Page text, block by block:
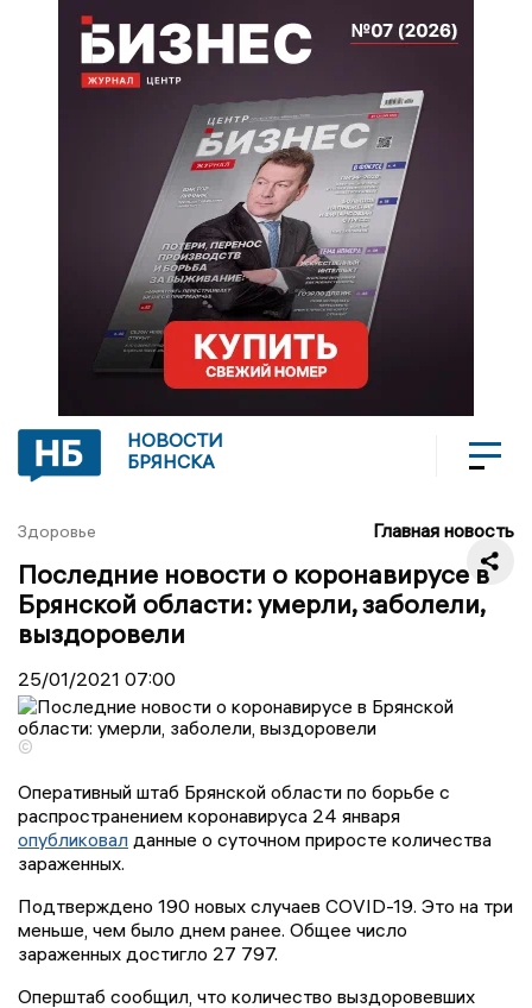
НОВОСТИ
БРЯНСКА
Здоровье Главная новость
Последние новости о коронавирусе в
Брянской области: умерли, заболели,
выздоровели
25/01/2021 07:00
©
Оперативный штаб Брянской области по борьбе с
распространением коронавируса 24 января
опубликовал данные о суточном приросте количества
зараженных.
Подтверждено 190 новых случаев COVID-19. Это на три
меньше, чем было днем ранее. Общее число
зараженных достигло 27 797.
Оперштаб сообщил, что количество выздоровевших